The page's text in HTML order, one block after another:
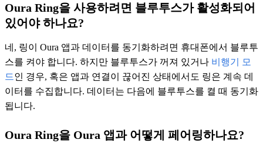
Oura Ring을 사용하려면 블루투스가 활성화되어
있어야 하나요?
네, 링이 Oura 앱과 데이터를 동기화하려면 휴대폰에서 블루투
스를 켜야 합니다. 하지만 블루투스가 꺼져 있거나 비행기 모
드인 경우, 혹은 앱과 연결이 끊어진 상태에서도 링은 계속 데
이터를 수집합니다. 데이터는 다음에 블루투스를 켤 때 동기화
됩니다.
Oura Ring을 Oura 앱과 어떻게 페어링하나요?